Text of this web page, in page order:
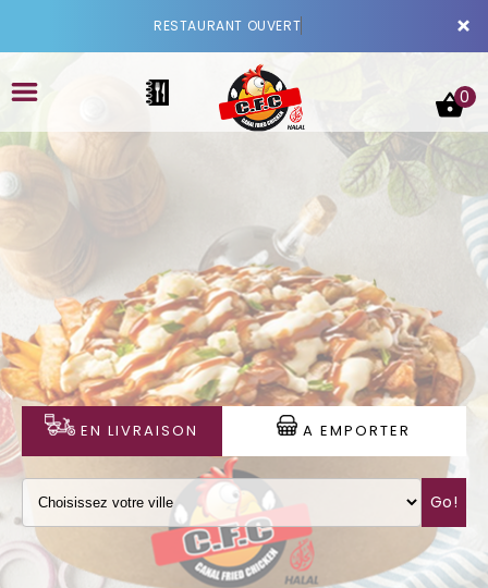
×
RESTAURANT OUVER
LA CARTE
VOTRE COMPTE
NOTRE RESTAURANT
VOS AVIS
MENTIONS LÉGALES
C.G.V
0
EN LIVRAISON A EMPORTER
Go!